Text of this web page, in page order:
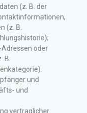
(z. B. der
(z. B.
Adressen oder
B.
und
und
vertraglicher